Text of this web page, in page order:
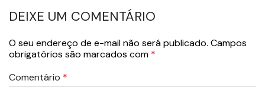
DEIXE UM COMENTÁRIO
O seu endereço de e-mail não será publicado. Campos
obrigatórios são marcados com *
Comentário *